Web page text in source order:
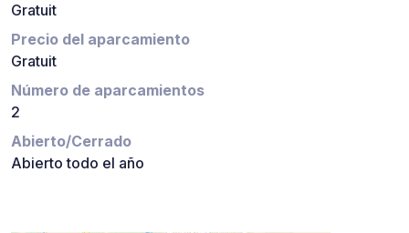
Gratuit
Precio del aparcamiento
Gratuit
Número de aparcamientos
2
Abierto/Cerrado
Abierto todo el año